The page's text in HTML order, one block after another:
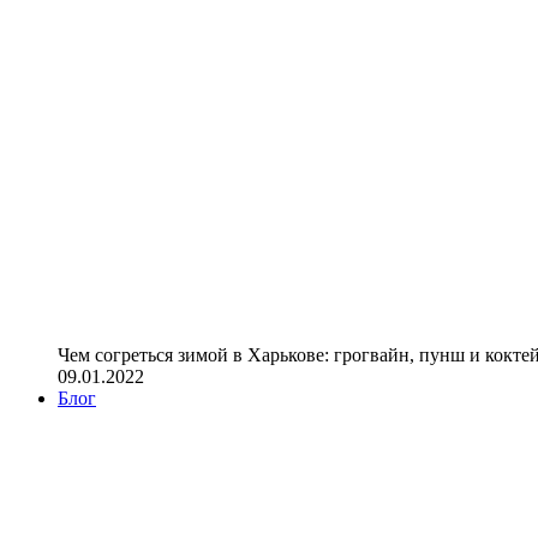
Чем согреться зимой в Харькове: грогвайн, пунш и
09.01.2022
Блог